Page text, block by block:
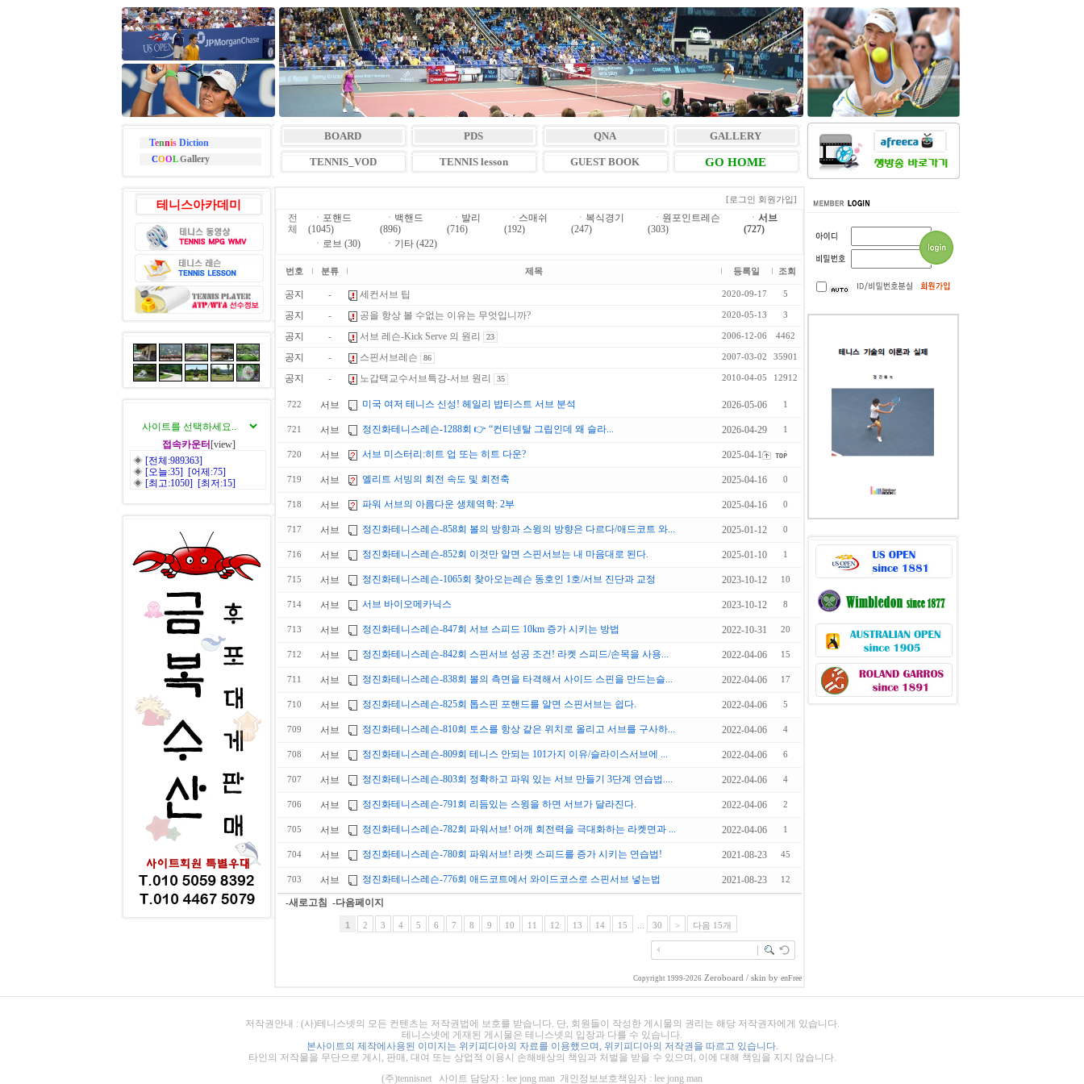
Tennis Diction
COOLGallery
BOARD PDS QNA GALLERY
TENNIS_VOD TENNIS lesson GUEST BOOK GO HOME
테니스아카데미
접속카운터 [view]
◈ [전체:989363]
◈ [오늘:35] [어제:75]
◈ [최고:1050] [최저:15]
[로그인 회원가입]
전
체
ㆍ 포핸드
(1045)
ㆍ 백핸드
(896)
ㆍ 발리
(716)
ㆍ 스매쉬
(192)
ㆍ 복식경기
(247)
ㆍ 원포인트레슨
(303)
ㆍ 서브
(727)
ㆍ 로브 (30) ㆍ 기타 (422)
번호 분류 제목 등록일 조회
공지 - 세컨서브 팁 2020-09-17 5
공지 - 공을 항상 볼 수없는 이유는 무엇입니까? 2020-05-13 3
공지 - 서브 레슨-Kick Serve 의 원리 23 2006-12-06 4462
공지 - 스핀서브레슨 86 2007-03-02 35901
공지 - 노갑택교수서브특강-서브 원리 35 2010-04-05 12912
722 서브 미국 여저 테니스 신성! 헤일리 밥티스트 서브 분석 2026-05-06 1
721 서브 정진화테니스레슨-1288회 👉 “컨티넨탈 그립인데 왜 슬라... 2026-04-29 1
720 서브 서브 미스터리:히트 업 또는 히트 다운? 2025-04-16 1
719 서브 엘리트 서빙의 회전 속도 및 회전축 2025-04-16 0
718 서브 파워 서브의 아름다운 생체역학: 2부 2025-04-16 0
717 서브 정진화테니스레슨-858회 볼의 방향과 스윙의 방향은 다르다/애드코트 와... 2025-01-12 0
716 서브 정진화테니스레슨-852회 이것만 알면 스핀서브는 내 마음대로 된다. 2025-01-10 1
715 서브 정진화테니스레슨-1065회 찾아오는레슨 동호인 1호/서브 진단과 교정 2023-10-12 10
714 서브 서브 바이오메카닉스 2023-10-12 8
713 서브 정진화테니스레슨-847회 서브 스피드 10km 증가 시키는 방법 2022-10-31 20
712 서브 정진화테니스레슨-842회 스핀서브 성공 조건! 라켓 스피드/손목을 사용... 2022-04-06 15
711 서브 정진화테니스레슨-838회 볼의 측면을 타격해서 사이드 스핀을 만드는슬... 2022-04-06 17
710 서브 정진화테니스레슨-825회 톱스핀 포핸드를 알면 스핀서브는 쉽다. 2022-04-06 5
709 서브 정진화테니스레슨-810회 토스를 항상 같은 위치로 올리고 서브를 구사하... 2022-04-06 4
708 서브 정진화테니스레슨-809회 테니스 안되는 101가지 이유/슬라이스서브에 ... 2022-04-06 6
707 서브 정진화테니스레슨-803회 정확하고 파워 있는 서브 만들기 3단계 연습법.... 2022-04-06 4
706 서브 정진화테니스레슨-791회 리듬있는 스윙을 하면 서브가 달라진다. 2022-04-06 2
705 서브 정진화테니스레슨-782회 파워서브! 어깨 회전력을 극대화하는 라켓면과 ... 2022-04-06 1
704 서브 정진화테니스레슨-780회 파워서브! 라켓 스피드를 증가 시키는 연습법! 2021-08-23 45
703 서브 정진화테니스레슨-776회 애드코트에서 와이드코스로 스핀서브 넣는법 2021-08-23 12
-새로고침 -다음페이지
1 2 3 4 5 6 7 8 9 10 11 12 13 14 15 30 > 다음 15개
Copyright 1999-2026 Zeroboard / skin by enFree
저작권안내 : (사)테니스넷의 모든 컨텐츠는 저작권법에 보호를 받습니다. 단, 회원들이 작성한 게시물의 권리는 해당 저작권자에게 있습니다.
테니스넷에 게재된 게시물은 테니스넷의 입장과 다를 수 있습니다.
본사이트의 제작에사용된 이미지는 위키피디아의 자료를 이용했으며, 위키피디아의 저작권을 따르고 있습니다.
타인의 저작물을 무단으로 게시, 판매, 대여 또는 상업적 이용시 손해배상의 책임과 처벌을 받을 수 있으며, 이에 대해 책임을 지지 않습니다.
(주)tennisnet 사이트 담당자 : lee jong man 개인정보보호책임자 : lee jong man